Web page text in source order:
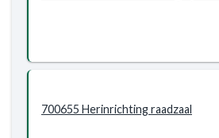
700655 Herinrichting raadzaal